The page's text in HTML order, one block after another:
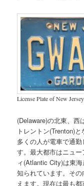
License Plate of New Jersey
(Delaware)の北東、西
トレントン(Trenton)
多くの人が電車で通
す。最大都市はニュ
ィ(Atlantic City)は東
知られています。そ
えます。現在は最も